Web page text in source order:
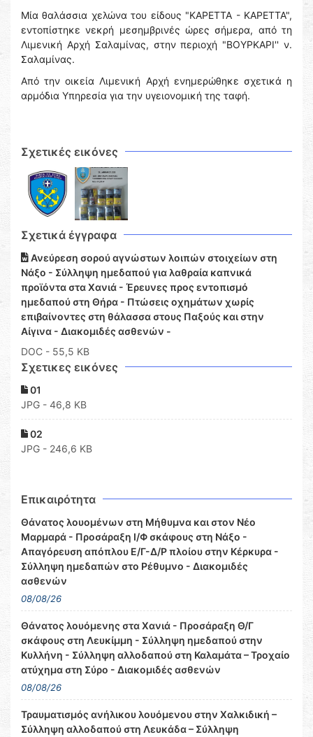
Μία θαλάσσια χελώνα του είδους "ΚΑΡΕΤΤΑ - ΚΑΡΕΤΤΑ",
εντοπίστηκε νεκρή μεσημβρινές ώρες σήμερα, από τη
Λιμενική Αρχή Σαλαμίνας, στην περιοχή "ΒΟΥΡΚΑΡΙ'' ν.
Σαλαμίνας.
Από την οικεία Λιμενική Αρχή ενημερώθηκε σχετικά η
αρμόδια Υπηρεσία για την υγειονομική της ταφή.
Σχετικές εικόνες
Σχετικά έγγραφα
Ανεύρεση σορού αγνώστων λοιπών στοιχείων στη
Νάξο - Σύλληψη ημεδαπού για λαθραία καπνικά
προϊόντα στα Χανιά - Έρευνες προς εντοπισμό
ημεδαπού στη Θήρα - Πτώσεις οχημάτων χωρίς
επιβαίνοντες στη θάλασσα στους Παξούς και στην
Αίγινα - Διακομιδές ασθενών -
DOC - 55,5 KB
Σχετικες εικόνες
01
JPG - 46,8 KB
02
JPG - 246,6 KB
Επικαιρότητα
Θάνατος λουομένων στη Μήθυμνα και στον Νέο
Μαρμαρά - Προσάραξη Ι/Φ σκάφους στη Νάξο -
Απαγόρευση απόπλου Ε/Γ-Δ/Ρ πλοίου στην Κέρκυρα -
Σύλληψη ημεδαπών στο Ρέθυμνο - Διακομιδές
ασθενών
08/08/26
Θάνατος λουόμενης στα Χανιά - Προσάραξη Θ/Γ
σκάφους στη Λευκίμμη - Σύλληψη ημεδαπού στην
Κυλλήνη - Σύλληψη αλλοδαπού στη Καλαμάτα – Τροχαίο
ατύχημα στη Σύρο - Διακομιδές ασθενών
08/08/26
Τραυματισμός ανήλικου λουόμενου στην Χαλκιδική –
Σύλληψη αλλοδαπού στη Λευκάδα – Σύλληψη